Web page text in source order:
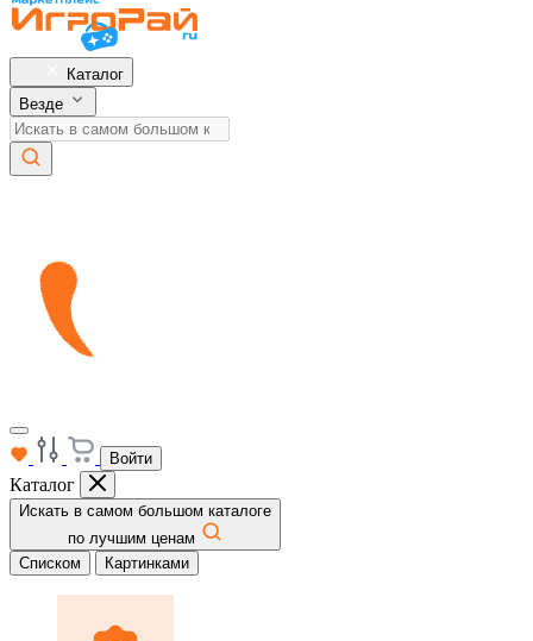
Каталог
Везде
Войти
Каталог
Искать в самом большом каталоге
по лучшим ценам
Списком
Картинками